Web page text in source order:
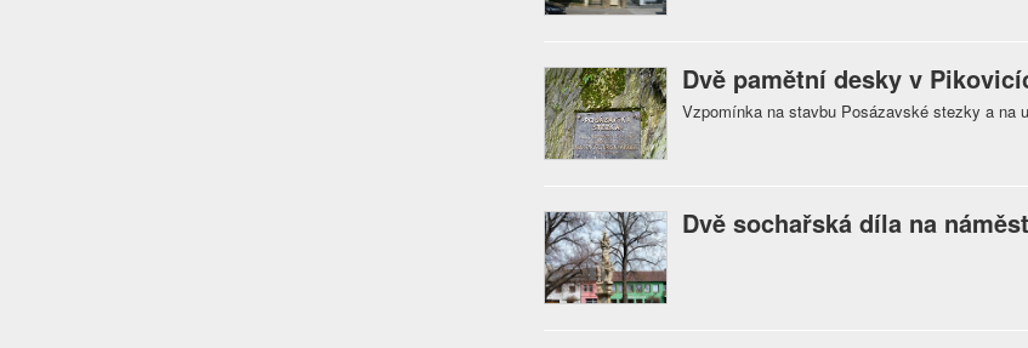
Dvě pamětní desky v
Vzpomínka na stavbu Posázavské stezky a na
Dvě sochařská díla na